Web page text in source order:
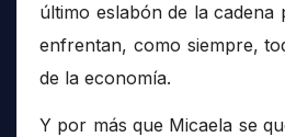
último eslabón de la cadena
enfrentan, como siempre,
de la economía.
Y por más que Micaela se